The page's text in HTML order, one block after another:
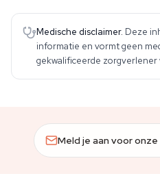
Medische disclaimer. Deze
informatie en vormt geen
gekwalificeerde
Meld je aan voor